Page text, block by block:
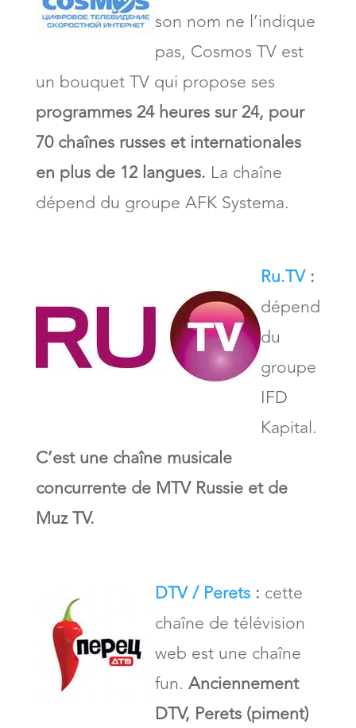
son nom ne l’indique
pas, Cosmos TV est
un bouquet TV qui propose ses
programmes 24 heures sur 24, pour
70 chaînes russes et internationales
en plus de 12 langues. La chaîne
dépend du groupe AFK Systema.
Ru.TV:
dépend
du
groupe
IFD
Kapital.
C’est une chaîne musicale
concurrente de MTV Russie et de
Muz TV.
DTV / Perets: cette
chaîne de télévision
web est une chaîne
fun. Anciennement
DTV, Perets (piment)